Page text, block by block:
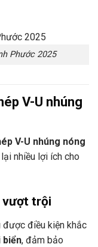
Phước 2025
V-U nhúng
V-U nhúng nóng
nhiều lợi ích cho
vượt trội
được điều kiện khắc
biển, đảm bảo